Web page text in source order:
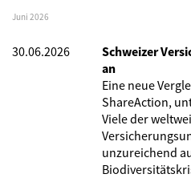
Juni 2026
30.06.2026
Schweizer
an
Eine neue
ShareAction,
Viele der
unzureichend